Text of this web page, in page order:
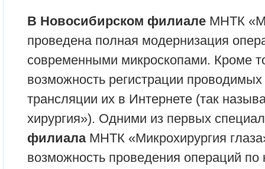
В Новосибирском филиале МНТК
проведена полная модернизация
современными микроскопами. Кроме
возможность регистрации
трансляции их в Интернете (так
хирургия»). Одними из первых
филиалаМНТК «Микрохирургия
возможность проведения операций по